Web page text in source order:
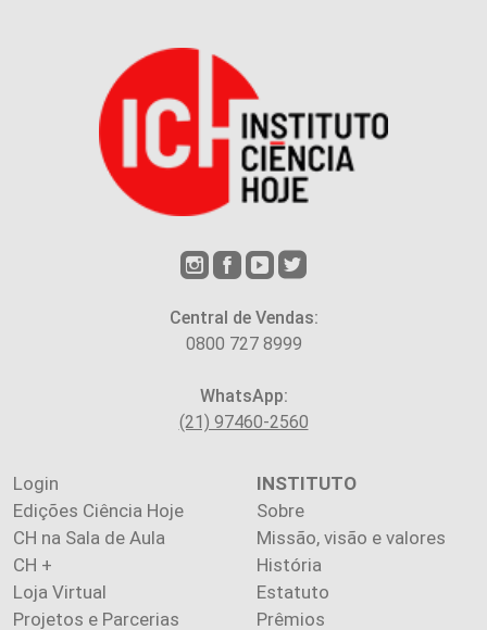
Central de Vendas:
0800 727 8999
WhatsApp:
(21) 97460-2560
Login
Edições Ciência Hoje
CH na Sala de Aula
CH +
Loja Virtual
Projetos e Parcerias
INSTITUTO
Sobre
Missão, visão e valores
História
Estatuto
Prêmios